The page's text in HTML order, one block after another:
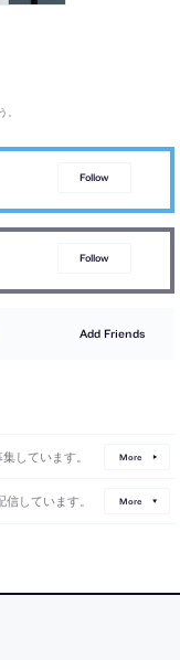
Follow
Follow
Add Friends
しています。 More
しています。 More